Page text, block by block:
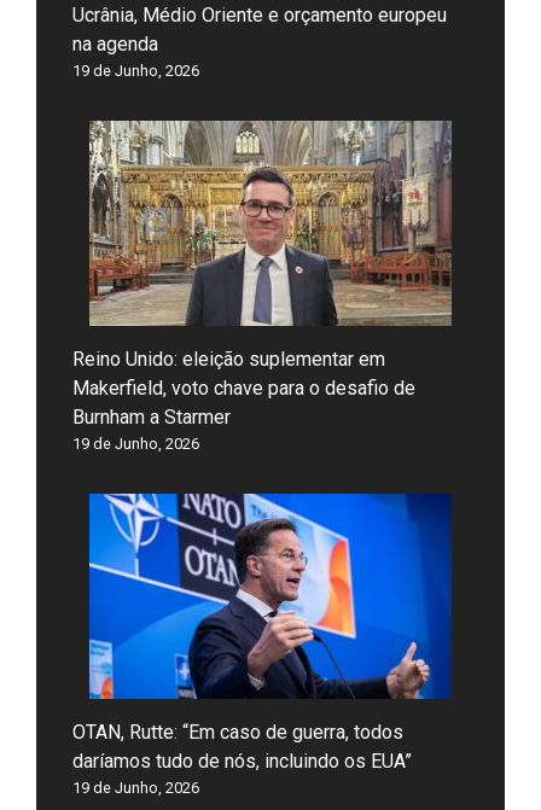
Ucrânia, Médio Oriente e orçamento europeu
na agenda
19 de Junho, 2026
Reino Unido: eleição suplementar em
Makerfield, voto chave para o desafio de
Burnham a Starmer
19 de Junho, 2026
OTAN, Rutte: “Em caso de guerra, todos
daríamos tudo de nós, incluindo os EUA”
19 de Junho, 2026